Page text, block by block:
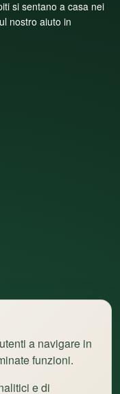
a navigare in
funzioni.
e di
si sentano a casa nei
nostro aiuto in